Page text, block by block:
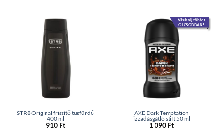
STR8 Original frissítő tusfürdő
400 ml
910 Ft
Vásárolj többet
OLCSÓBBAN!
AXE Dark Temptation
izzadásgátló stift 50 ml
1 090 Ft